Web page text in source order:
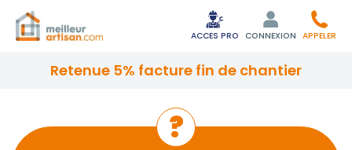
ACCES PRO CONNEXION APPELER
retenue 5% facture fin de chantier